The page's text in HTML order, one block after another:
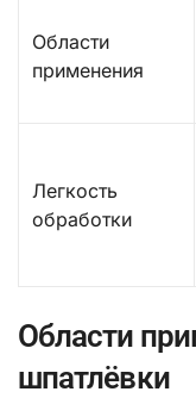
Области
применения
Легкость
обработки
Области
шпатлёвки